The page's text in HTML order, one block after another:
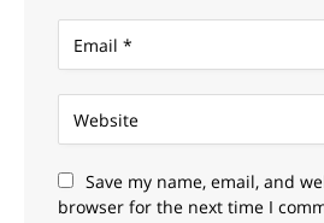
Save my name, email, and
browser for the next time I